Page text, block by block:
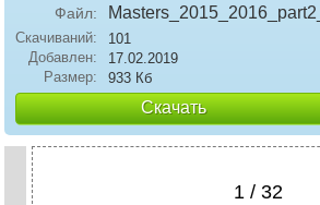
Файл:
Скачиваний:
101
Добавлен:
17.02.2019
Размер:
933 Кб
Скачать
1 / 32